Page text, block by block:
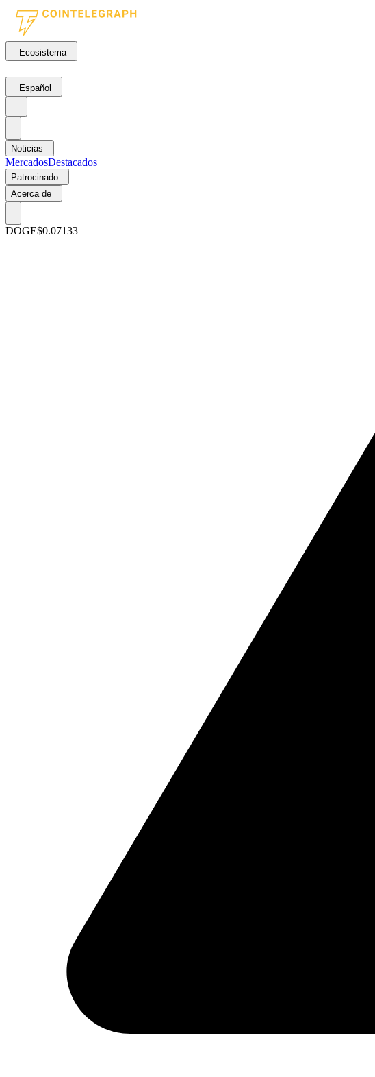
Ecosistema
Español
Noticias
MercadosDestacados
Patrocinado
Acerca de
DOGE$0.07133